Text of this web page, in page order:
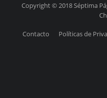
Copyright © 2018 Séptima
Contacto Políticas de